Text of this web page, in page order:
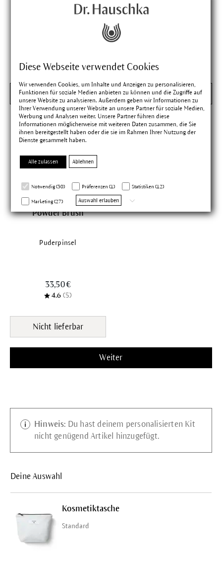
Diese Webseite verwendet Cookies
Wir verwenden Cookies, um Inhalte und Anzeigen zu personalisieren,
Funktionen für soziale Medien anbieten zu können und die Zugriffe auf
unsere Website zu analysieren. Außerdem geben wir Informationen zu
Ihrer Verwendung unserer Website an unsere Partner für soziale Medien,
Werbung und Analysen weiter. Unsere Partner führen diese
Informationen möglicherweise mit weiteren Daten zusammen, die Sie
ihnen bereitgestellt haben oder die sie im Rahmen Ihrer Nutzung der
Dienste gesammelt haben.
Alle zulassen Ablehnen
Notwendig (30) Präferenzen (1) Statistiken (12)
Marketing (27) Auswahl erlauben
4.91 (124)
Hinzufügen
Grundierung
Hinzufügen
Powder Brush
Puderpinsel
33,50 €
4.6 (5)
Nicht lieferbar
Weiter
Hinweis: Du hast deinem personalisierten Kit
nicht genügend Artikel hinzugefügt.
Deine Auswahl
Kosmetiktasche
Standard